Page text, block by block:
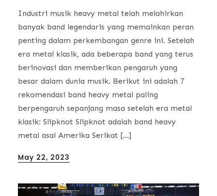
Industri musik heavy metal telah melahirkan
banyak band legendaris yang memainkan peran
penting dalam perkembangan genre ini. Setelah
era metal klasik, ada beberapa band yang terus
berinovasi dan memberikan pengaruh yang
besar dalam dunia musik. Berikut ini adalah 7
rekomendasi band heavy metal paling
berpengaruh sepanjang masa setelah era metal
klasik: Slipknot Slipknot adalah band heavy
metal asal Amerika Serikat […]
Posted
May 22, 2023